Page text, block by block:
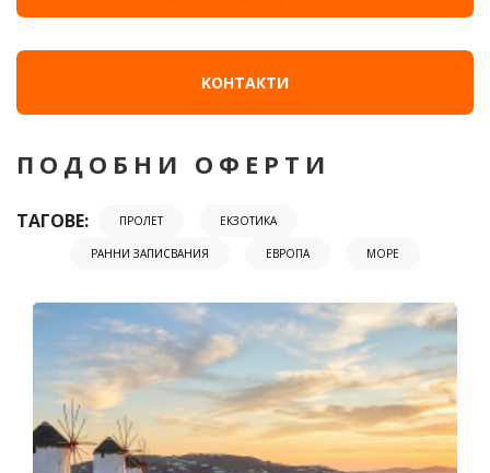
КОНТАКТИ
ПОДОБНИ ОФЕРТИ
ТАГОВЕ: ПРОЛЕТ ЕКЗОТИКА
РАННИ ЗАПИСВАНИЯ ЕВРОПА МОРЕ